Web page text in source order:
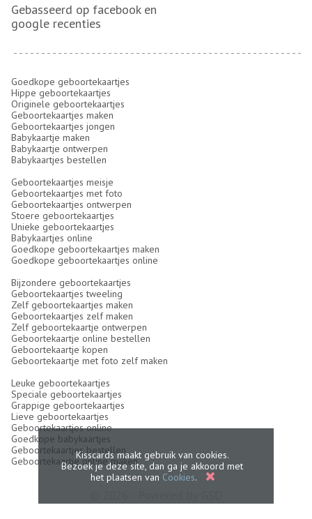
Gebasseerd op facebook en
google recenties
Goedkope geboortekaartjes
Hippe geboortekaartjes
Originele geboortekaartjes
Geboortekaartjes maken
Geboortekaartjes jongen
Babykaartje maken
Babykaartje ontwerpen
Babykaartjes bestellen
Geboortekaartjes meisje
Geboortekaartjes met foto
Geboortekaartjes ontwerpen
Stoere geboortekaartjes
Unieke geboortekaartjes
Babykaartjes online
Goedkope geboortekaartjes maken
Goedkope geboortekaartjes online
Bijzondere geboortekaartjes
Geboortekaartjes tweeling
Zelf geboortekaartjes maken
Geboortekaartjes zelf maken
Zelf geboortekaartje ontwerpen
Geboortekaartje online bestellen
Geboortekaartje kopen
Geboortekaartje met foto zelf maken
Leuke geboortekaartjes
Speciale geboortekaartjes
Grappige geboortekaartjes
Lieve geboortekaartjes
Geboortekaartjes online
Goedkope babykaartjes
Geboortekaartjes bestellen
Geboortekaartje online makenKisscards maakt gebruik van cookies.
Bezoek je deze site, dan ga je akkoord met
het plaatsen van Cookies.